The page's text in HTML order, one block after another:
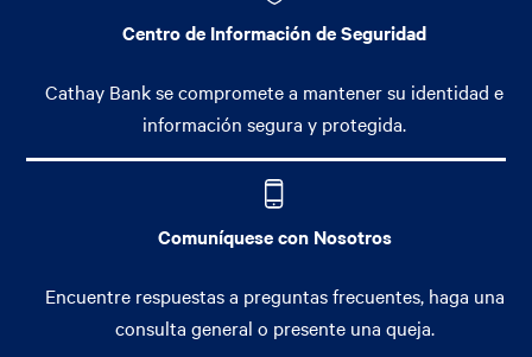
Centro de Información de Seguridad
Cathay Bank se compromete a mantener su identidad e
información segura y protegida.
Comuníquese con Nosotros
Encuentre respuestas a preguntas frecuentes, haga una
consulta general o presente una queja.